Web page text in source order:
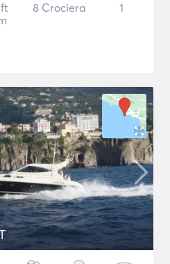
8 Crociera 1